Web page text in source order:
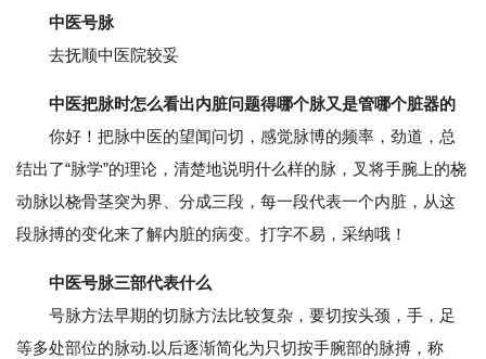
中医号脉
去抚顺中医院较妥
中医把脉时怎么看出内脏问题得哪个脉又是管哪个脏器的
你好！把脉中医的望闻问切，感觉脉博的频率，劲道，总
结出了“脉学”的理论，清楚地说明什么样的脉，叉将手腕上的桡
动脉以桡骨茎突为界、分成三段，每一段代表一个内脏，从这
段脉搏的变化来了解内脏的病变。打字不易，采纳哦！
中医号脉三部代表什么
号脉方法早期的切脉方法比较复杂，要切按头颈，手，足
等多处部位的脉动.以后逐渐简化为只切按手腕部的脉搏，称